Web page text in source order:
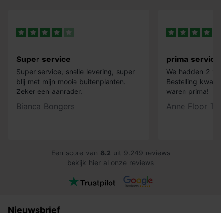
Super service
Super service, snelle levering, super
blij met mijn mooie buitenplanten.
Zeker een aanrader.
Bianca Bongers
prima service
We hadden 2 x
Bestelling
waren prima!
Anne Floor
Een score van 8.2 uit 9.249 reviews
bekijk hier al onze reviews
Nieuwsbrief